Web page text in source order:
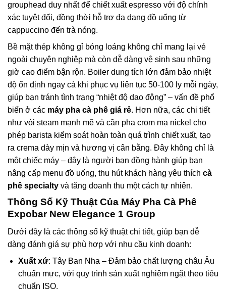
grouphead duy nhất để chiết xuất espresso với độ chính
xác tuyệt đối, đồng thời hỗ trợ đa dạng đồ uống từ
cappuccino đến trà nóng.
Bề mặt thép không gỉ bóng loáng không chỉ mang lại vẻ
ngoài chuyên nghiệp mà còn dễ dàng vệ sinh sau những
giờ cao điểm bận rộn. Boiler dung tích lớn đảm bảo nhiệt
độ ổn định ngay cả khi phục vụ liên tục 50-100 ly mỗi ngày,
giúp bạn tránh tình trạng “nhiệt độ dao động” – vấn đề phổ
biến ở các máy pha cà phê giá rẻ. Hơn nữa, các chi tiết
như vòi steam mạnh mẽ và cần pha crom mạ nickel cho
phép barista kiểm soát hoàn toàn quá trình chiết xuất, tạo
ra crema dày mịn và hương vị cân bằng. Đây không chỉ là
một chiếc máy – đây là người bạn đồng hành giúp bạn
nâng cấp menu đồ uống, thu hút khách hàng yêu thích cà
phê specialty và tăng doanh thu một cách tự nhiên.
Thông Số Kỹ Thuật Của Máy Pha Cà Phê
Expobar New Elegance 1 Group
Dưới đây là các thông số kỹ thuật chi tiết, giúp bạn dễ
dàng đánh giá sự phù hợp với nhu cầu kinh doanh:
Xuất xứ: Tây Ban Nha – Đảm bảo chất lượng châu Âu
chuẩn mực, với quy trình sản xuất nghiêm ngặt theo tiêu
chuẩn ISO.